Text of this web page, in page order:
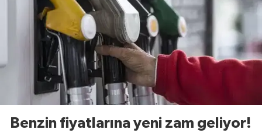
Benzin fiyatlarına yeni zam geliyor!